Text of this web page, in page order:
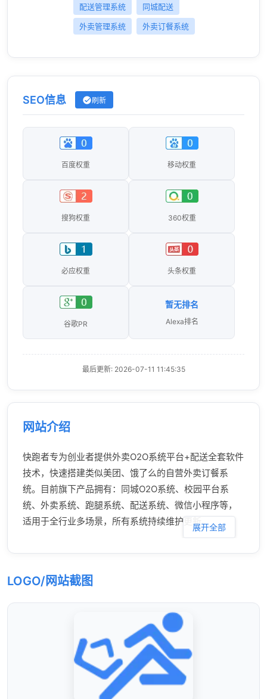
配送管理系统 同城配送
外卖管理系统 外卖订餐系统
SEO信息 刷新
百度权重 移动权重
搜狗权重 360权重
必应权重 头条权重
谷歌PR
暂无排名
Alexa排名
最后更新: 2026-07-11 11:45:35
网站介绍
快跑者专为创业者提供外卖O2O系统平台+配送全套软件
技术，快速搭建类似美团、饿了么的自营外卖订餐系
统。目前旗下产品拥有：同城O2O系统、校园平台系
统、外卖系统、跑腿系统、配送系统、微信小程序等，
适用于全行业多场景，所有系统持续维护更新。
展开全部
LOGO/网站截图